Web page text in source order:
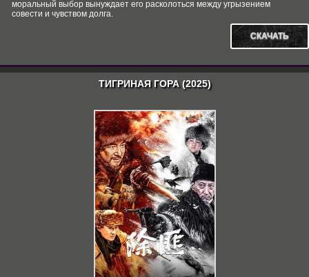
моральный выбор вынуждает его расколоться между угрызением
совести и чувством долга.
СКАЧАТЬ
ТИГРИНАЯ ГОРА (2025)